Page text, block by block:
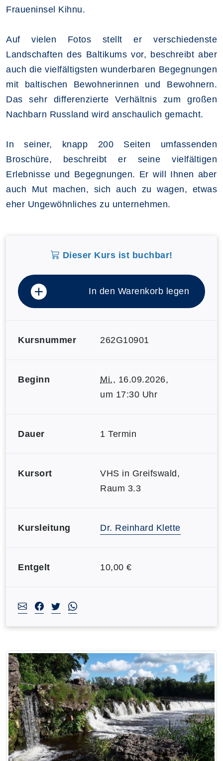
Fraueninsel Kihnu.
Auf vielen Fotos stellt er verschiedenste
Landschaften des Baltikums vor, beschreibt aber
auch die vielfältigsten wunderbaren Begegnungen
mit baltischen Bewohnerinnen und Bewohnern.
Das sehr differenzierte Verhältnis zum großen
Nachbarn Russland wird anschaulich gemacht.
In seiner, knapp 200 Seiten umfassenden
Broschüre, beschreibt er seine vielfältigen
Erlebnisse und Begegnungen. Er will Ihnen aber
auch Mut machen, sich auch zu wagen, etwas
eher Ungewöhnliches zu unternehmen.
Dieser Kurs ist buchbar!
In den Warenkorb legen
Kursnummer 262G10901
Beginn Mi., 16.09.2026,
um 17:30 Uhr
Dauer 1 Termin
Kursort
VHS in Greifswald,
Raum 3.3
Kursleitung Dr. Reinhard Klette
Entgelt 10,00 €